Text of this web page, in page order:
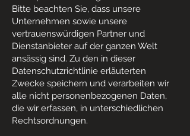
Bitte beachten Sie, dass unsere
Unternehmen sowie unsere
vertrauenswürdigen Partner und
Dienstanbieter auf der ganzen Welt
ansässig sind. Zu den in dieser
Datenschutzrichtlinie erläuterten
Zwecke speichern und verarbeiten wir
alle nicht personenbezogenen Daten,
die wir erfassen, in unterschiedlichen
Rechtsordnungen.